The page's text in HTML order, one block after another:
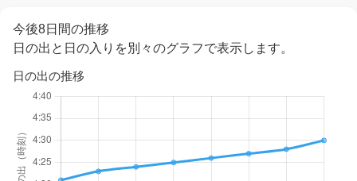
今後8日間の推移
日の出と日の入りを別々のグラフで表示します。
日の出の推移